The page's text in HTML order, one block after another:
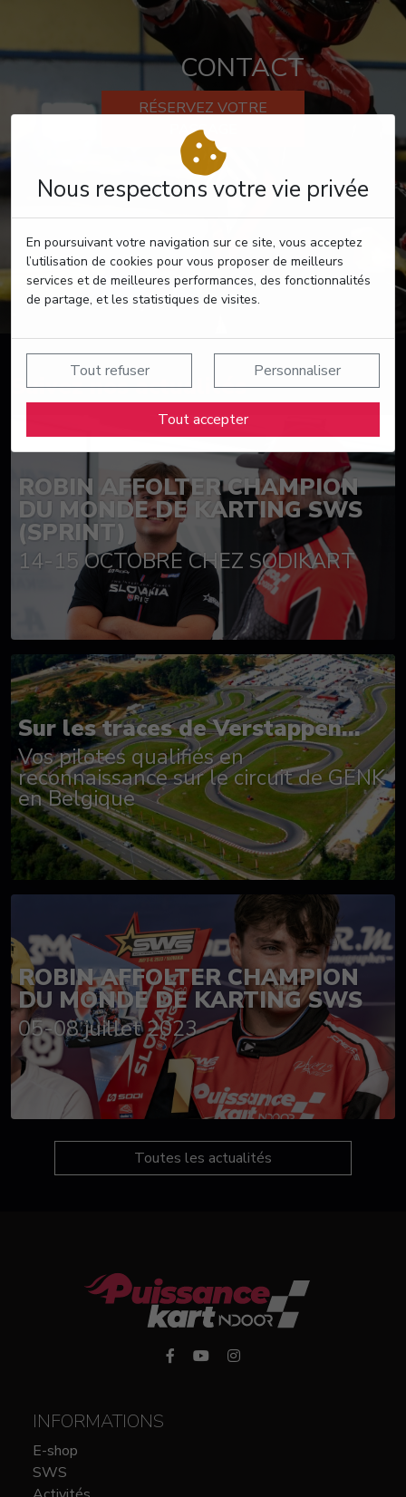
Nous respectons votre vie privée
En poursuivant votre navigation sur ce site, vous acceptez
l’utilisation de cookies pour vous proposer de meilleurs
services et de meilleures performances, des fonctionnalités
de partage, et les statistiques de visites.
Tout refuser Personnaliser
Tout accepter
CONTACT
RÉSERVEZ VOTRE
PASSAGE
Suivez nos actualités
ROBIN AFFOLTER CHAMPION
DU MONDE DE KARTING SWS
(SPRINT)
14-15 OCTOBRE CHEZ SODIKART
Sur les traces de Verstappen...
Vos pilotes qualifiés en
reconnaissance sur le circuit de GENK
en Belgique
ROBIN AFFOLTER CHAMPION
DU MONDE DE KARTING SWS
05-08 juillet 2023
Toutes les actualités
INFORMATIONS
E-shop
SWS